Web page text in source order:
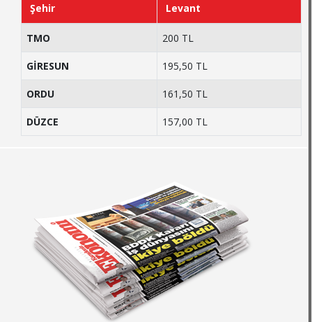
Şehir
Levant
TMO 200 TL
GİRESUN 195,50 TL
ORDU 161,50 TL
DÜZCE 157,00 TL